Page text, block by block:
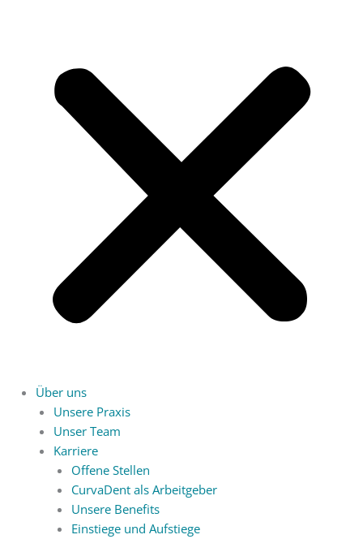
Über uns
Unsere Praxis
Unser Team
Karriere
Offene Stellen
CurvaDent als Arbeitgeber
Unsere Benefits
Einstiege und Aufstiege